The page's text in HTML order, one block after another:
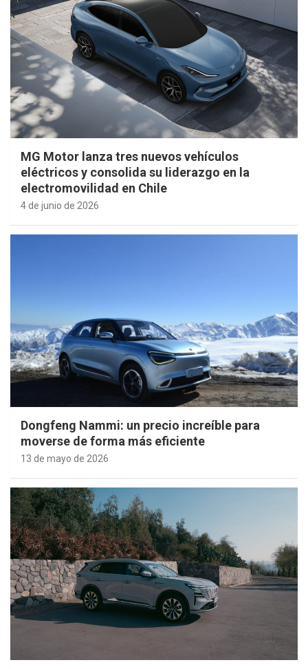
MG Motor lanza tres nuevos vehículos
eléctricos y consolida su liderazgo en la
electromovilidad en Chile
4 de junio de 2026
Dongfeng Nammi: un precio increíble para
moverse de forma más eficiente
13 de mayo de 2026